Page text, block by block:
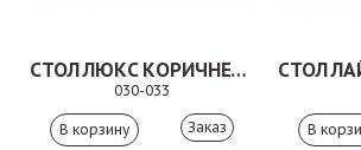
СТОЛ ЛЮКС КОРИЧНЕВЫЙ
030-033
Заказ